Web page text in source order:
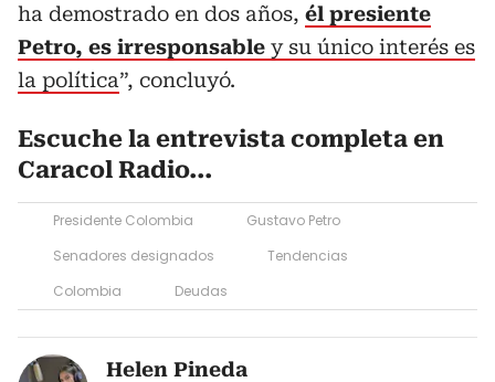
ha demostrado en dos años, él presiente
Petro, es irresponsable y su único interés es
la política”, concluyó.
Escuche la entrevista completa en
Caracol Radio...
Presidente Colombia
Gustavo Petro
Senadores designados
Tendencias
Colombia
Deudas
Helen Pineda